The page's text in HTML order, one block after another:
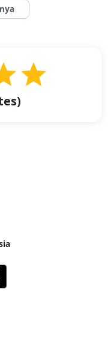
ke Jayapura Rp
Barang Anda akan
ekonomis. Pilih kami
secara door to door,
barang ke
ini, pengiriman
memungkinkan Anda
Oleh karena itu, kami